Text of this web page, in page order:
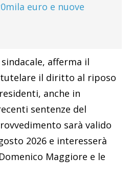
euro e nuove
afferma il
tutelare il diritto al riposo
anche in
sentenze del
sarà valido
2026 e interesserà
Maggiore e le